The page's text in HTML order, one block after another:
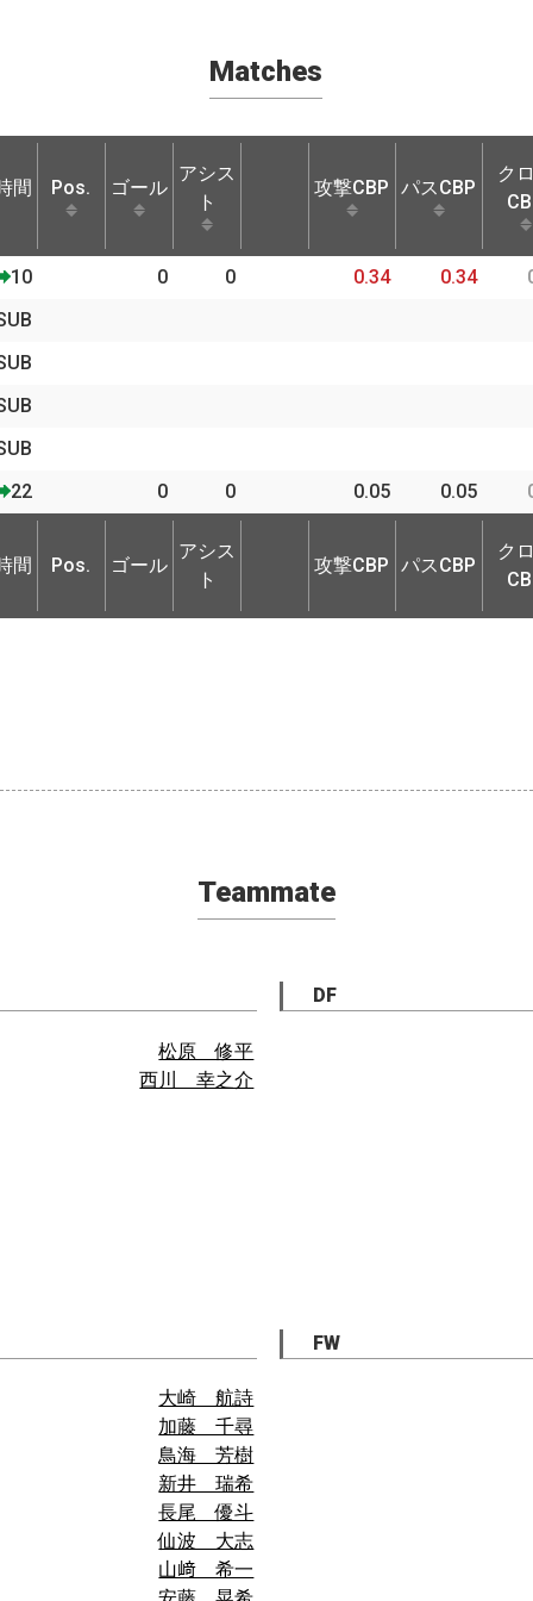
Matches
間 Pos. ゴール
アシス
ト
攻撃CBP パスCBP
ク
間 ゴール
アシス
攻撃CBP パスCBP
ク
ト
10 0 0 0.34 0.34
22
0 0 0.05 0.05
間 Pos. ゴール
アシス
ト
攻撃CBP パスCBP
ク
Teammate
松原 修平
西川 幸之介
DF
大崎 航詩
加藤 千尋
鳥海 芳樹
新井 瑞希
長尾 優斗
仙波 大志
山﨑 希一
FW